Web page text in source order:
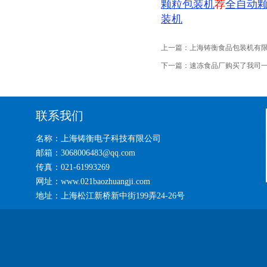
颗粒包装机荐全自动
装机
上一篇： 上海铸衡食品包装机有
下一篇： 速冻食品厂购买了我司
联系我们
名称：上海铸衡电子科技有限公司
邮箱：3068006483@qq.com
传真：021-61993269
网址：www.021baozhuangji.com
地址：上海松江新桥新中街199弄24-26号